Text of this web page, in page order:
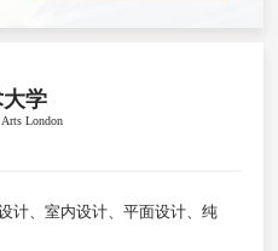
学
London
计、室内设计、平面设计、纯